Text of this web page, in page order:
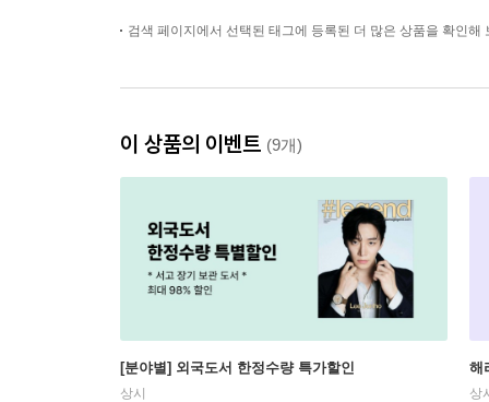
검색 페이지에서 선택된 태그에 등록된 더 많은 상품을 확인해
이 상품의 이벤트 (9개)
[분야별] 외국도서 한정수량 특가할인
상시
해
상